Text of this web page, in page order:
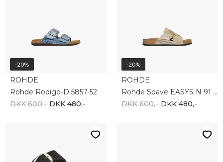
-20%
ROHDE
Rohde Rodigo-D 5857-52
DKK 600,- DKK 480,-
-20%
ROHDE
Rohde Soave EASYS N 91 5410-29
DKK 600,- DKK 480,-